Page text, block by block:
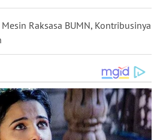
Raksasa BUMN, Kontribusinya